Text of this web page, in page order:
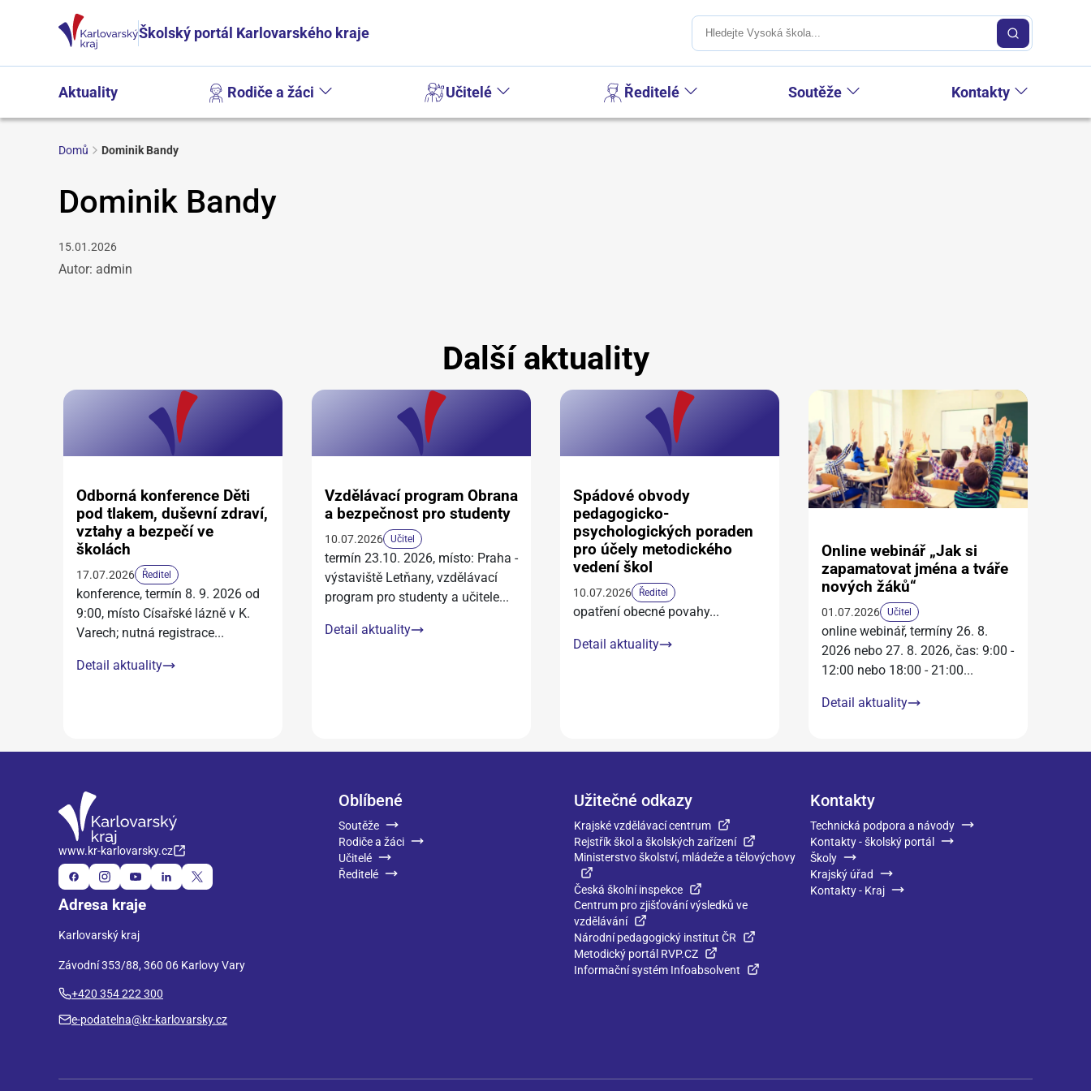
Školský portál Karlovarského kraje
Aktuality Rodiče a žáci Učitelé Ředitelé Soutěže Kontakty
Domů Dominik Bandy
Dominik Bandy
15.01.2026
Autor: admin
Další aktuality
Odborná konference Děti
pod tlakem, duševní zdraví,
vztahy a bezpečí ve
školách
17.07.2026 Ředitel
konference, termín 8. 9. 2026 od
9:00, místo Císařské lázně v K.
Varech; nutná registrace...
Detail aktuality
Vzdělávací program Obrana
a bezpečnost pro studenty
10.07.2026 Učitel
termín 23.10. 2026, místo: Praha -
výstaviště Letňany, vzdělávací
program pro studenty a učitele...
Detail aktuality
Spádové obvody
pedagogicko-
psychologických poraden
pro účely metodického
vedení škol
10.07.2026 Ředitel
opatření obecné povahy...
Detail aktuality
Online webinář „Jak si
zapamatovat jména a tváře
nových žáků“
01.07.2026 Učitel
online webinář, termíny 26. 8.
2026 nebo 27. 8. 2026, čas: 9:00 -
12:00 nebo 18:00 - 21:00...
Detail aktuality
www.kr-karlovarsky.cz
Adresa kraje
Karlovarský kraj
Závodní 353/88, 360 06 Karlovy Vary
+420 354 222 300
e-podatelna@kr-karlovarsky.cz
Oblíbené
Soutěže
Rodiče a žáci
Učitelé
Ředitelé
Užitečné odkazy
Krajské vzdělávací centrum
Rejstřík škol a školských zařízení
Ministerstvo školství, mládeže a tělovýchovy
Česká školní inspekce
Centrum pro zjišťování výsledků ve
vzdělávání
Národní pedagogický institut ČR
Metodický portál RVP.CZ
Informační systém Infoabsolvent
Kontakty
Technická podpora a návody
Kontakty - školský portál
Školy
Krajský úřad
Kontakty - Kraj